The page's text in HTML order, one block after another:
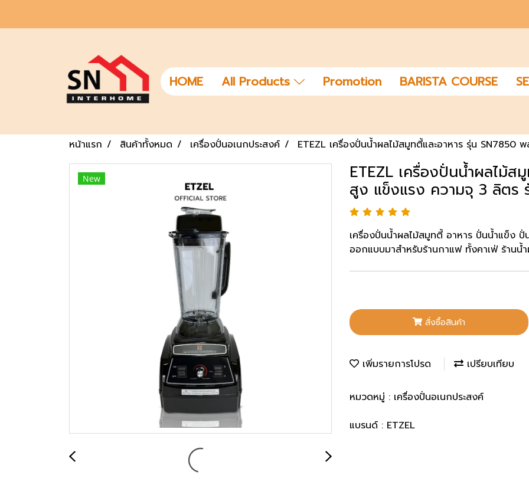
HOME All Products Promotion BARISTA COURSE
หน้าแรก สินค้าทั้งหมด เครื่องปั่นอเนกประสงค์ ETEZL เครื่องปั่นน้ำผลไม้สมูทตี้และอาหาร รุ่น
New ETEZL เครื่องปั่นน้ำผลไม้
สูง แข็งแรง ความจุ 3 ลิตร
เครื่องปั่นน้ำผลไม้สมูทตี้ อาหาร ปั่นน้ำแข็ง
ออกแบบมาสำหรับร้านกาแฟ ทั้งคาเฟ่ ร้านน้
สั่งซื้อสินค้า
เพิ่มรายการโปรด เปรียบเทียบ
หมวดหมู่ : เครื่องปั่นอเนกประสงค์
แบรนด์ : ETZEL